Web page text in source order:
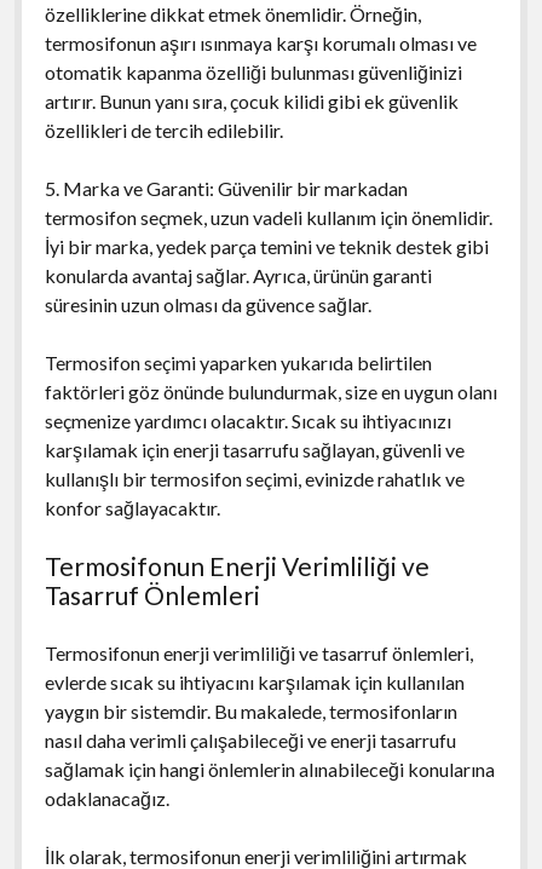
özelliklerine dikkat etmek önemlidir. Örneğin,
termosifonun aşırı ısınmaya karşı korumalı olması ve
otomatik kapanma özelliği bulunması güvenliğinizi
artırır. Bunun yanı sıra, çocuk kilidi gibi ek güvenlik
özellikleri de tercih edilebilir.
5. Marka ve Garanti: Güvenilir bir markadan
termosifon seçmek, uzun vadeli kullanım için önemlidir.
İyi bir marka, yedek parça temini ve teknik destek gibi
konularda avantaj sağlar. Ayrıca, ürünün garanti
süresinin uzun olması da güvence sağlar.
Termosifon seçimi yaparken yukarıda belirtilen
faktörleri göz önünde bulundurmak, size en uygun olanı
seçmenize yardımcı olacaktır. Sıcak su ihtiyacınızı
karşılamak için enerji tasarrufu sağlayan, güvenli ve
kullanışlı bir termosifon seçimi, evinizde rahatlık ve
konfor sağlayacaktır.
Termosifonun Enerji Verimliliği ve
Tasarruf Önlemleri
Termosifonun enerji verimliliği ve tasarruf önlemleri,
evlerde sıcak su ihtiyacını karşılamak için kullanılan
yaygın bir sistemdir. Bu makalede, termosifonların
nasıl daha verimli çalışabileceği ve enerji tasarrufu
sağlamak için hangi önlemlerin alınabileceği konularına
odaklanacağız.
İlk olarak, termosifonun enerji verimliliğini artırmak